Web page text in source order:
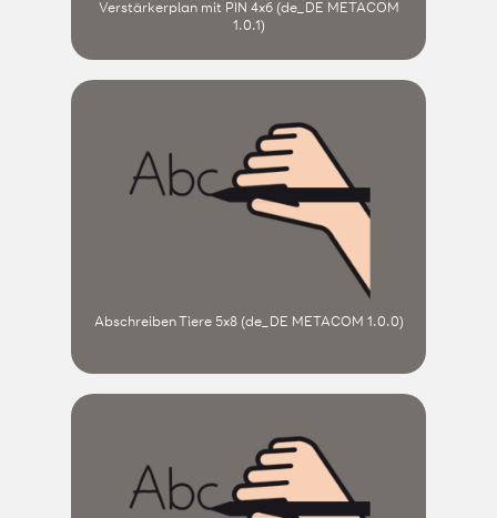
Verstärkerplan mit PIN 4x6 (de_DE METACOM
1.0.1)
Abschreiben Tiere 5x8 (de_DE METACOM 1.0.0)